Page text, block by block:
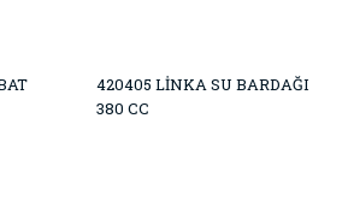
420405 LİNKA SU BARDAĞI
380 CC